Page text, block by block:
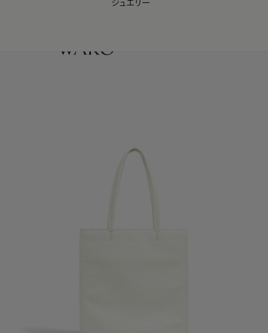
WAKO Membership Program連携はこちら
ジュエリー